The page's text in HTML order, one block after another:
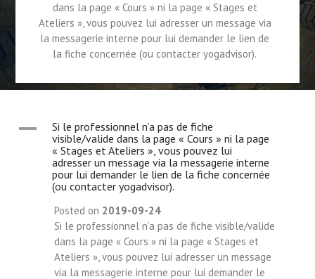
dans la page « Cours » ni la page « Stages et
Ateliers », vous pouvez lui adresser un message via
la messagerie interne pour lui demander le lien de
la fiche concernée (ou contacter yogadvisor).
A
Si le professionnel n’a pas de fiche
visible/valide dans la page « Cours » ni la page
« Stages et Ateliers », vous pouvez lui
adresser un message via la messagerie interne
pour lui demander le lien de la fiche concernée
(ou contacter yogadvisor).
Posted on 2019-09-24
Si le professionnel n’a pas de fiche visible/valide
dans la page « Cours » ni la page « Stages et
Ateliers », vous pouvez lui adresser un message
via la messagerie interne pour lui demander le